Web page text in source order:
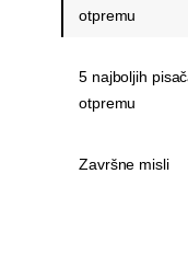
otpremu
5 najboljih
otpremu
Završne misli